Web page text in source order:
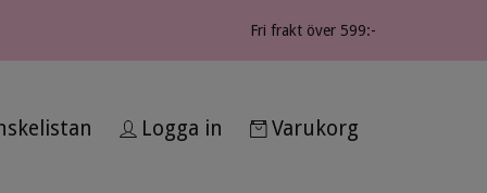
Fri frakt över 599:-
Logga in Varukorg